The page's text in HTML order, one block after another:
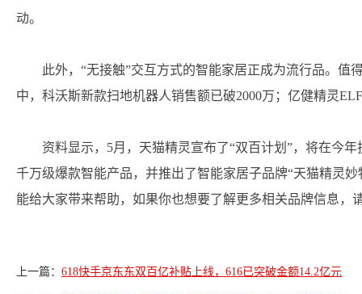
动。
此外，“无接触”交互方式的智能家居正成为流行品。
中，科沃斯新款扫地机器人销售额已破2000万；亿健精灵
资料显示，5月，天猫精灵宣布了“双百计划”，将在今
千万级爆款智能产品，并推出了智能家居子品牌“天猫精灵
能给大家带来帮助，如果你也想要了解更多相关品牌信息，
上一篇： 618快手京东东双百亿补贴上线，616已突破金额14.2亿元